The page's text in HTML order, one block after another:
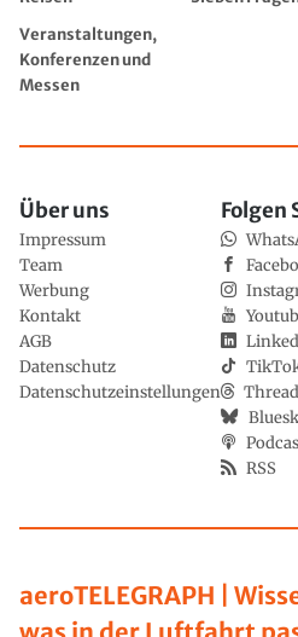
Veranstaltungen,
Konferenzen und
Messen
aeroTELEGRAPH |
Über uns
Impressum
Team
Werbung
Kontakt
AGB
Datenschutz
Datenschutzeinstellungen
Folgen
RSS